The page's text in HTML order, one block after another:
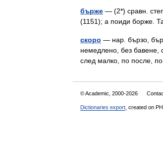
бърже — (2*) сравн.
(1151); а поиди борже.
скоро — нар. бързо,
немедлено, без бавене,
след малко, по после,
© Academic, 2000-2026
Dictionaries export , created on